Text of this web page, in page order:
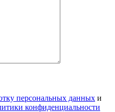
персональных данных и
конфиденциальности